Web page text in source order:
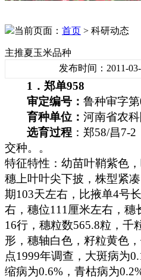
当前页面： 首页 > 科研动态
主推夏玉米品种
发布时间：2011-
1 ．郑单958
审定编号：鲁种审字第
育种单位：河南省农
选育过程 ：郑58/昌7-2
交种。。
特征特性：幼苗叶鞘紫色
穗上叶叶尖下披，株型紧
期103天左右，比掖单4号长
右，穗位111 厘米左右，穗
16行，穗粒数565.8粒，千
形，穗轴白色，籽粒黄色
点1999年调查，大斑病为
缩病为0.6% ，青枯病为